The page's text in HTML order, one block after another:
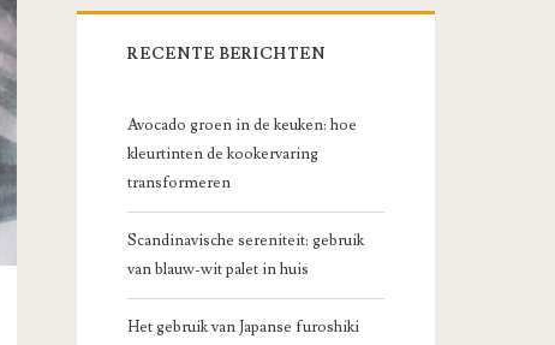
RECENTE BERICHTEN
Avocado groen in de keuken: hoe
kleurtinten de kookervaring
transformeren
Scandinavische sereniteit: gebruik
van blauw-wit palet in huis
Het gebruik van Japanse furoshiki